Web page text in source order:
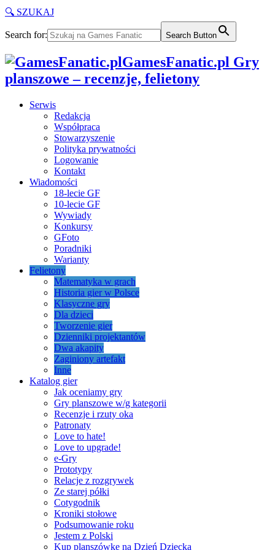
🔍 SZUKAJ
Search for: Search Button
GamesFanatic.pl Gry
planszowe – recenzje, felietony
Serwis
Redakcja
Współpraca
Stowarzyszenie
Polityka prywatności
Logowanie
Kontakt
Wiadomości
18-lecie GF
10-lecie GF
Wywiady
Konkursy
GFoto
Poradniki
Warianty
Felietony
Matematyka w grach
Historia gier w Polsce
Klasyczne gry
Dla dzieci
Tworzenie gier
Dzienniki projektantów
Dwa akapity
Zaginiony artefakt
Inne
Katalog gier
Jak oceniamy gry
Gry planszowe w/g kategorii
Recenzje i rzuty oka
Patronaty
Love to hate!
Love to upgrade!
e-Gry
Prototypy
Relacje z rozgrywek
Ze starej półki
Cotygodnik
Kroniki stołowe
Podsumowanie roku
Jestem z Polski
Kup planszówkę na Dzień Dziecka